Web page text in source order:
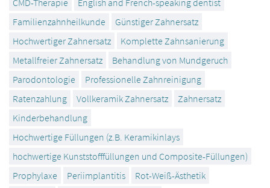
CMD-Therapie
English and French-speaking dentist
Familienzahnheilkunde
Günstiger Zahnersatz
Hochwertiger Zahnersatz
Komplette Zahnsanierung
Metallfreier Zahnersatz
Behandlung von Mundgeruch
Parodontologie
Professionelle Zahnreinigung
Ratenzahlung
Vollkeramik Zahnersatz
Zahnersatz
Kinderbehandlung
Hochwertige Füllungen (z.B. Keramikinlays
hochwertige Kunststofffüllungen und Composite-Füllungen)
Prophylaxe
Periimplantitis
Rot-Weiß-Ästhetik